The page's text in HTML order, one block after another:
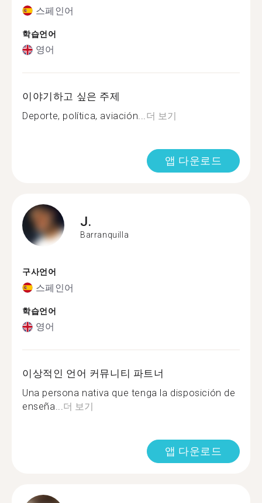
스페인어
학습언어
영어
이야기하고 싶은 주제
Deporte, política, aviación...더 보기
앱 다운로드
J.
Barranquilla
구사언어
스페인어
학습언어
영어
이상적인 언어 커뮤니티 파트너
Una persona nativa que tenga la disposición de
enseña...더 보기
앱 다운로드